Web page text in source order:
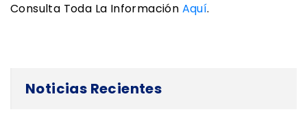
Consulta Toda La Información Aquí.
Noticias Recientes